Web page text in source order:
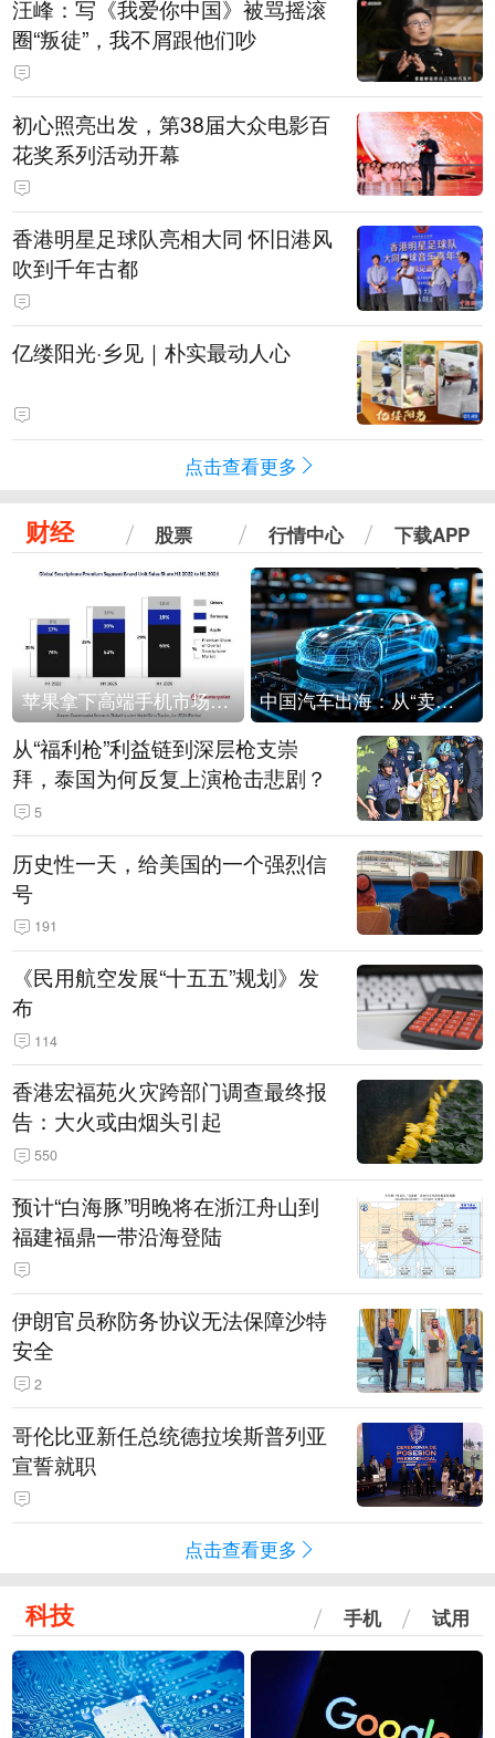
汪峰：写《我爱你中国》被骂摇滚
圈“叛徒”，我不屑跟他们吵
初心照亮出发，第38届大众电影百
花奖系列活动开幕
香港明星足球队亮相大同 怀旧港风
吹到千年古都
亿缕阳光·乡见｜朴实最动人心
点击查看更多
财经 股票 行情中心 下载APP
苹果拿下高端手机市场65%的份额：iPhone 17系列功不可没 中国汽车出海：从“卖出去”到“走进去”
从“福利枪”利益链到深层枪支崇
拜，泰国为何反复上演枪击悲剧？
5
历史性一天，给美国的一个强烈信
号
191
《民用航空发展“十五五”规划》发
布
114
香港宏福苑火灾跨部门调查最终报
告：大火或由烟头引起
550
预计“白海豚”明晚将在浙江舟山到
福建福鼎一带沿海登陆
伊朗官员称防务协议无法保障沙特
安全
2
哥伦比亚新任总统德拉埃斯普列亚
宣誓就职
点击查看更多
科技 手机 试用